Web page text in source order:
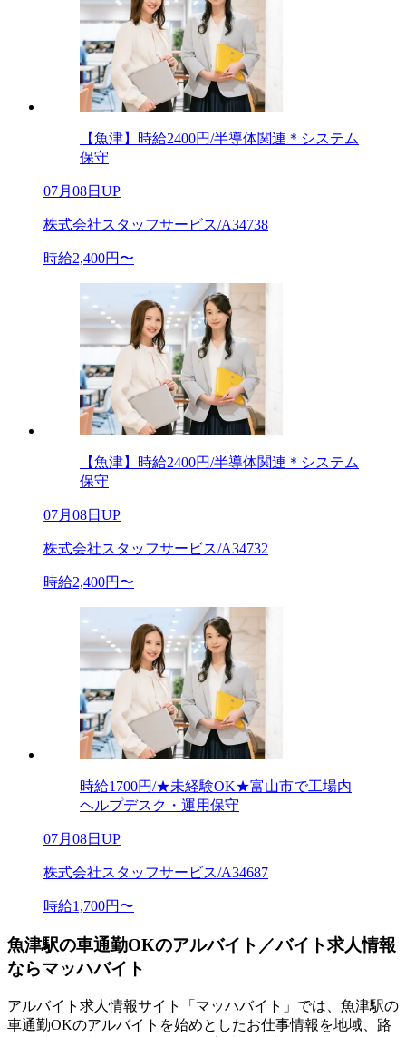
【魚津】時給2400円/半導体関連＊システム
保守
07月08日UP
株式会社スタッフサービス/A34738
時給2,400円〜
【魚津】時給2400円/半導体関連＊システム
保守
07月08日UP
株式会社スタッフサービス/A34732
時給2,400円〜
時給1700円/★未経験OK★富山市で工場内
ヘルプデスク・運用保守
07月08日UP
株式会社スタッフサービス/A34687
時給1,700円〜
魚津駅の車通勤OKのアルバイト／バイト求人情報
ならマッハバイト
アルバイト求人情報サイト「マッハバイト」では、魚津駅の
車通勤OKのアルバイトを始めとしたお仕事情報を地域、路